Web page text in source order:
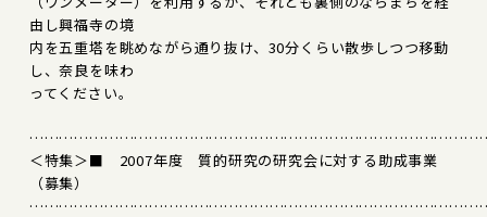
由し興福寺の境
内を五重塔を眺めながら通り抜け、30分くらい散歩しつつ移動
し、奈良を味わ
ってください。
＜特集＞■ 2007年度 質的研究の研究会に対する助成事業
（募集）